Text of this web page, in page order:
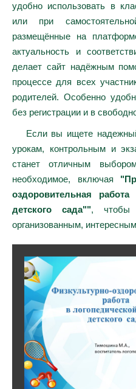
удобно использовать в
или при
размещённые на
актуальность и
делает сайт надёжным
процессе для всех
родителей. Особенно
без регистрации и в
Если вы ищете
урокам, контрольным и
станет отличным
необходимое, включая
оздоровительная
детского сада"", чтобы
организованным,